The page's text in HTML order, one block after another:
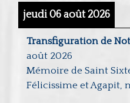
jeudi 06 août 2026
Transfiguration de
août 2026
Mémoire de Saint
Félicissime et Agapit,